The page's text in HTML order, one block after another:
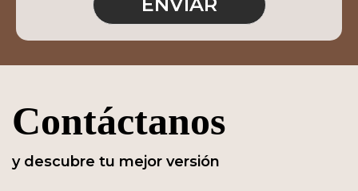
Contáctanos
y descubre tu mejor versión